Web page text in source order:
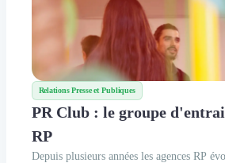
Relations Presse et Publiques
PR Club : le groupe
RP
Depuis plusieurs années les agences RP